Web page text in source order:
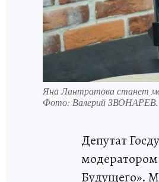
Яна Лантратова станет
Фото: Валерий ЗВОНАРЕВ.
Депутат
модератором
Будущего».